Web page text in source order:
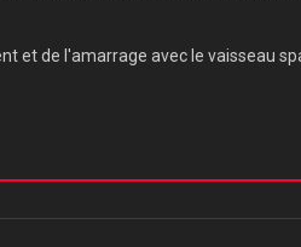
de l'amarrage avec le vaisseau